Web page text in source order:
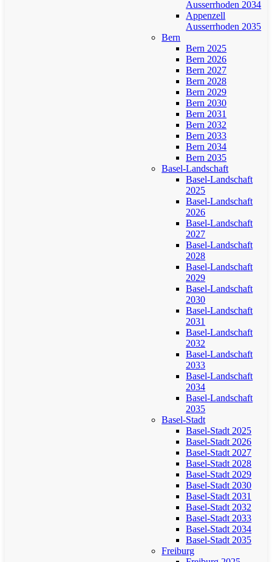
Ausserrhoden 2034
Appenzell
Ausserrhoden 2035
Bern
Bern 2025
Bern 2026
Bern 2027
Bern 2028
Bern 2029
Bern 2030
Bern 2031
Bern 2032
Bern 2033
Bern 2034
Bern 2035
Basel-Landschaft
Basel-Landschaft
2025
Basel-Landschaft
2026
Basel-Landschaft
2027
Basel-Landschaft
2028
Basel-Landschaft
2029
Basel-Landschaft
2030
Basel-Landschaft
2031
Basel-Landschaft
2032
Basel-Landschaft
2033
Basel-Landschaft
2034
Basel-Landschaft
2035
Basel-Stadt
Basel-Stadt 2025
Basel-Stadt 2026
Basel-Stadt 2027
Basel-Stadt 2028
Basel-Stadt 2029
Basel-Stadt 2030
Basel-Stadt 2031
Basel-Stadt 2032
Basel-Stadt 2033
Basel-Stadt 2034
Basel-Stadt 2035
Freiburg